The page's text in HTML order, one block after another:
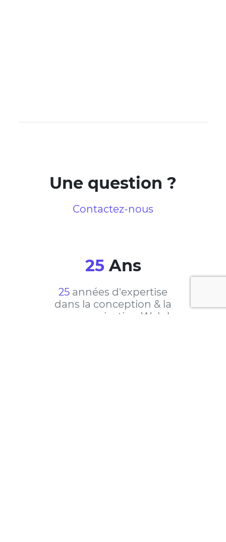
Une question ?
Contactez-nous
25Ans
25 années d'expertise
dans la conception & la
communication Web !